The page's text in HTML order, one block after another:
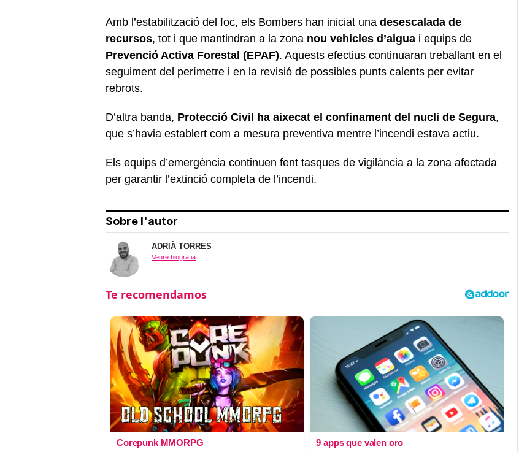
Amb l’estabilització del foc, els Bombers han iniciat una desescalada de
recursos, tot i que mantindran a la zona nou vehicles d’aigua i equips de
Prevenció Activa Forestal (EPAF). Aquests efectius continuaran treballant en el
seguiment del perímetre i en la revisió de possibles punts calents per evitar
rebrots.
D’altra banda, Protecció Civil ha aixecat el confinament del nucli de Segura,
que s’havia establert com a mesura preventiva mentre l’incendi estava actiu.
Els equips d’emergència continuen fent tasques de vigilància a la zona afectada
per garantir l’extinció completa de l’incendi.
Sobre l'autor
ADRIÀ TORRES
Veure biografia
Corepunk MMORPG 9 apps que valen oro